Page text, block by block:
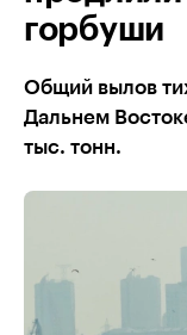
горбуши
Общий вылов
Дальнем
тыс. тонн.